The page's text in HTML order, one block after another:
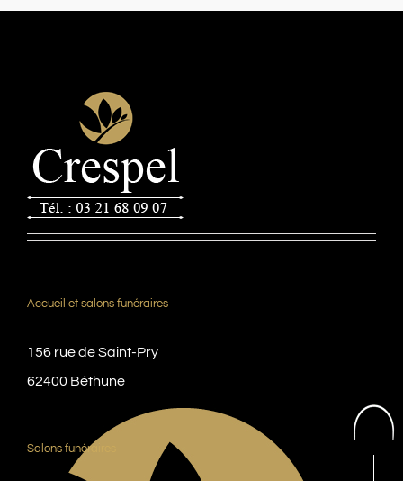
Accueil et salons funéraires
156 rue de Saint-Pry
62400 Béthune
Salons funéraires